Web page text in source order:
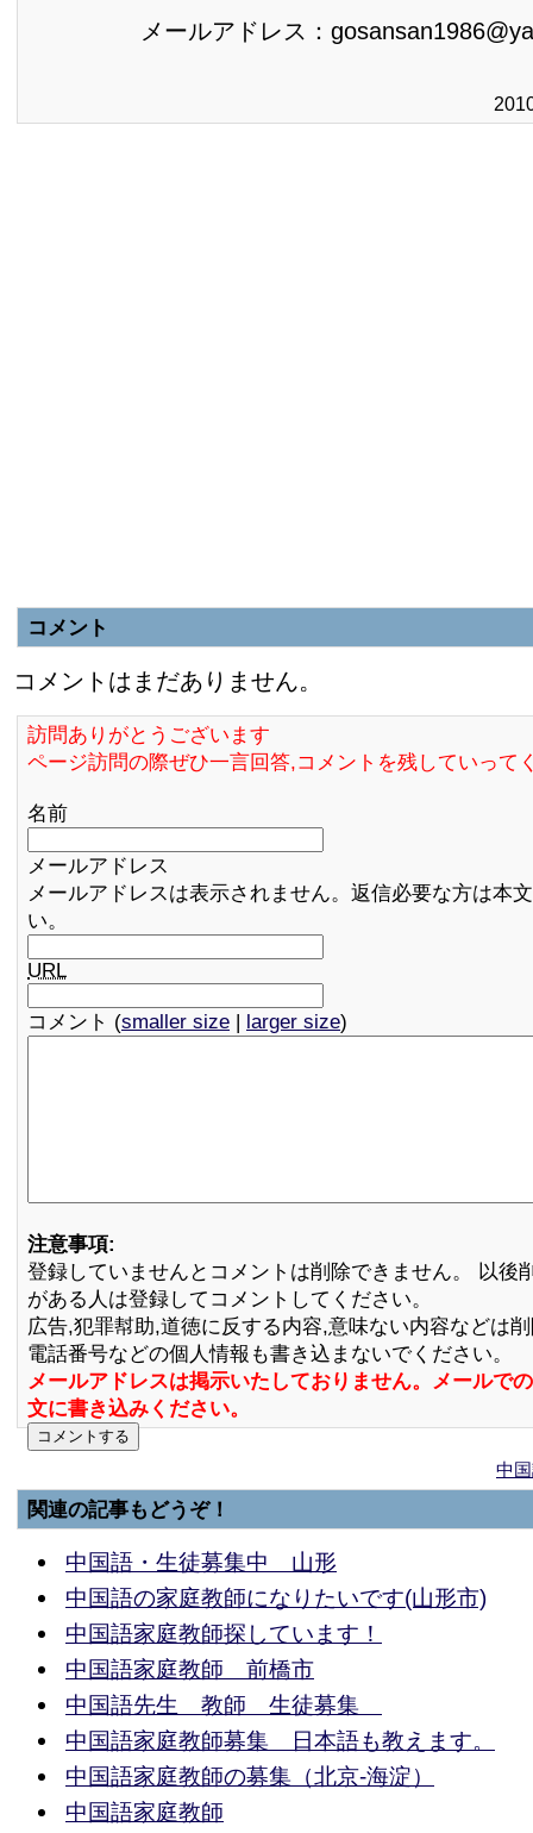
メールアドレス：
コメント
コメントはまだありません。
訪問ありがとうございます
ページ訪問の際ぜひ一言回答,コメントを残していって
名前
メールアドレス
メールアドレスは表示されません。返信必要な方は本
い。
URL
コメント (smaller size | larger size)
注意事項:
登録していませんとコメントは削除できません。 以後
がある人は登録してコメントしてください。
広告,犯罪幇助,道徳に反する内容,意味ない内容などは
電話番号などの個人情報も書き込まないでください。
メールアドレスは掲示いたしておりません。メールで
文に書き込みください。
中
関連の記事もどうぞ！
中国語・生徒募集中 山形
中国語の家庭教師になりたいです(山形市)
中国語家庭教師探しています！
中国語家庭教師 前橋市
中国語先生 教師 生徒募集
中国語家庭教師募集 日本語も教えます。
中国語家庭教師の募集（北京-海淀）
中国語家庭教師